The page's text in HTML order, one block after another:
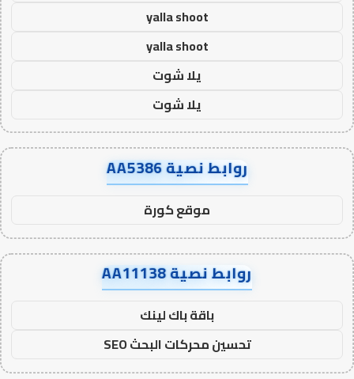
yalla shoot
yalla shoot
يلا شوت
يلا شوت
روابط نصية AA5386
موقع كورة
روابط نصية AA11138
باقة باك لينك
تحسين محركات البحث SEO